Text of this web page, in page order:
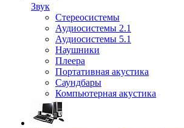
Звук
Стереосистемы
Аудиосистемы 2.1
Аудиосистемы 5.1
Наушники
Плеера
Портативная акустика
Саундбары
Компьютерная акустика